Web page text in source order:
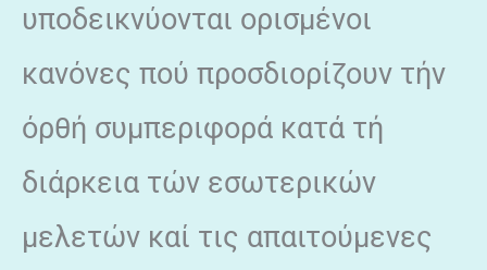
υποδεικνύονται ορισμένοι
κανόνες πού προσδιορίζουν τήν
όρθή συμπεριφορά κατά τή
διάρκεια τών εσωτερικών
μελετών καί τις απαιτούμενες